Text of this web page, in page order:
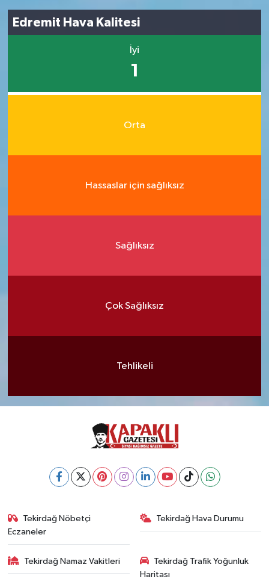
Edremit Hava Kalitesi
İyi
1
Orta
Hassaslar için sağlıksız
Sağlıksız
Çok Sağlıksız
Tehlikeli
Tekirdağ Nöbetçi
Eczaneler
Tekirdağ Hava Durumu
Tekirdağ Namaz Vakitleri
Tekirdağ Trafik Yoğunluk
Haritası